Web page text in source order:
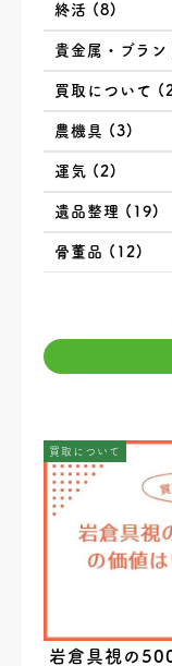
終活 (8)
貴金属・ブラ
買取について
農機具 (3)
運気 (2)
遺品整理 (19)
骨董品 (12)
買取について
岩倉具視の